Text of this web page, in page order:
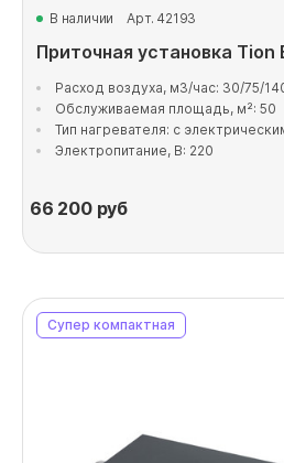
В наличии Арт. 42193
Приточная установка Tion
Расход воздуха, м3/час: 30/75/
Обслуживаемая площадь, м²: 50
Тип нагревателя: с
Электропитание, В: 220
66 200руб
Супер компактная